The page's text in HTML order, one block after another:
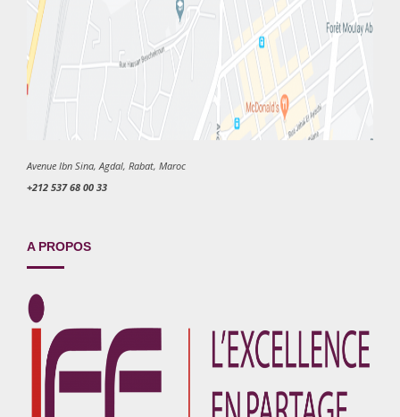
Avenue Ibn Sina, Agdal, Rabat, Maroc
+212 537 68 00 33
A PROPOS